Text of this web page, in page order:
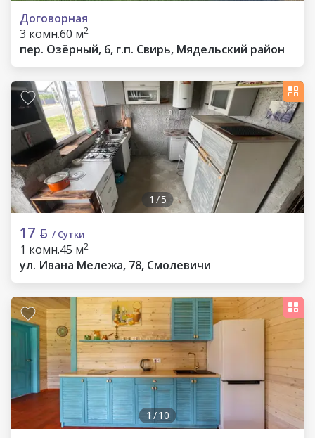
Договорная
3 комн.60 м2
пер. Озёрный, 6, г.п. Свирь, Мядельский район
1 /5
17 / Сутки
1 комн.45 м2
ул. Ивана Мележа, 78, Смолевичи
1 /10